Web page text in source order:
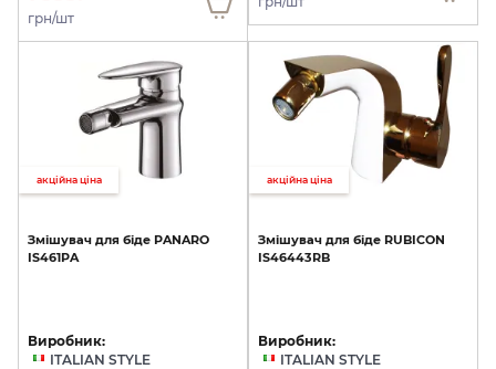
грн/шт
акційна ціна
Змішувач для біде PANARO
IS461PA
Виробник:
ITALIAN STYLE
акційна ціна
Змішувач для біде RUBICON
IS46443RB
Виробник:
ITALIAN STYLE